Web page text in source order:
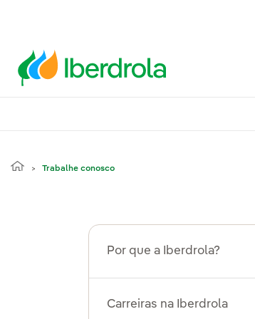
Trabalhe conosco
Por que a Iberdrola?
Carreiras na Iberdrola